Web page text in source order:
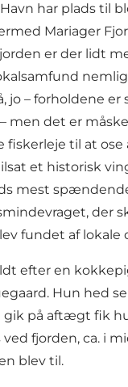
har plads til
Mariager
er der lidt
jo – forholdene er
men det er
fiskerleje til at ose
et historisk
mest
der
fundet af lokale
efter en
Hun hed
gik på aftægt fik
fjorden, ca. i
blev til.